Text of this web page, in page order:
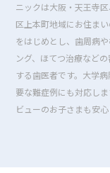
ニックは大阪・天王寺
区上本町地域にお住ま
をはじめとし、歯周病
ング、ほてつ治療など
する歯医者です。大学
要な難症例にも対応し
ビューのお子さまも安